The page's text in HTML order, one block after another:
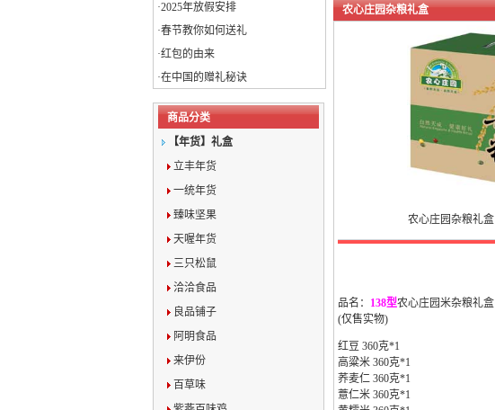
·2025年放假安排
·春节教你如何送礼
·红包的由来
·在中国的赠礼秘诀
商品分类
【年货】礼盒
立丰年货
一统年货
臻味坚果
天喔年货
三只松鼠
洽洽食品
良品铺子
阿明食品
来伊份
百草味
农心庄园杂粮礼盒
农心庄园杂粮礼盒
品名： 138型农心庄园米杂粮礼盒
(仅售实物)
红豆 360克*1
高粱米 360克*1
荞麦仁 360克*1
薏仁米 360克*1